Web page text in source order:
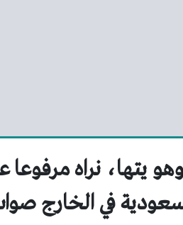
يتها، نراه مرفوعا
السعودية في الخارج